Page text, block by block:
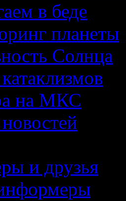
в беде
планеты
Солнца
на МКС
и друзья